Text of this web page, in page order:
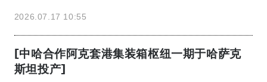
2026.07.17 10:55
[中哈合作阿克套港集装箱枢纽一期于哈萨克
斯坦投产]